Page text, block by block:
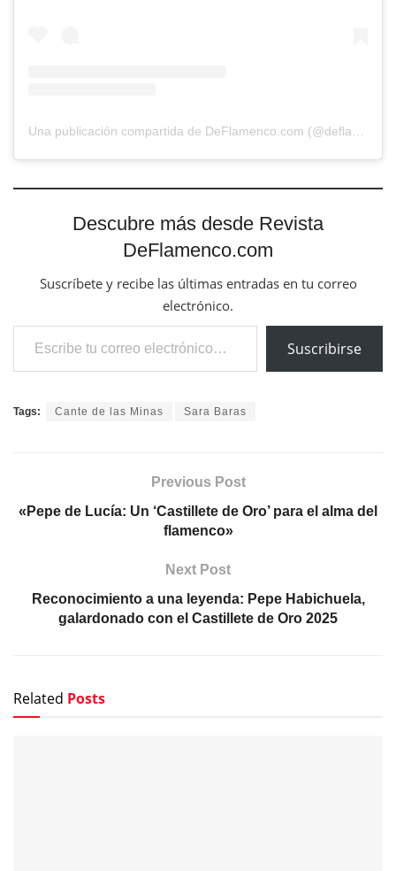
Una publicación compartida de DeFlamenco.com (@deflamenco)
Descubre más desde Revista
DeFlamenco.com
Suscríbete y recibe las últimas entradas en tu correo
electrónico.
Escribe tu correo electrónico…
Suscribirse
Tags: Cante de las Minas Sara Baras
Previous Post
«Pepe de Lucía: Un ‘Castillete de Oro’ para el alma del
flamenco»
Next Post
Reconocimiento a una leyenda: Pepe Habichuela,
galardonado con el Castillete de Oro 2025
Related Posts